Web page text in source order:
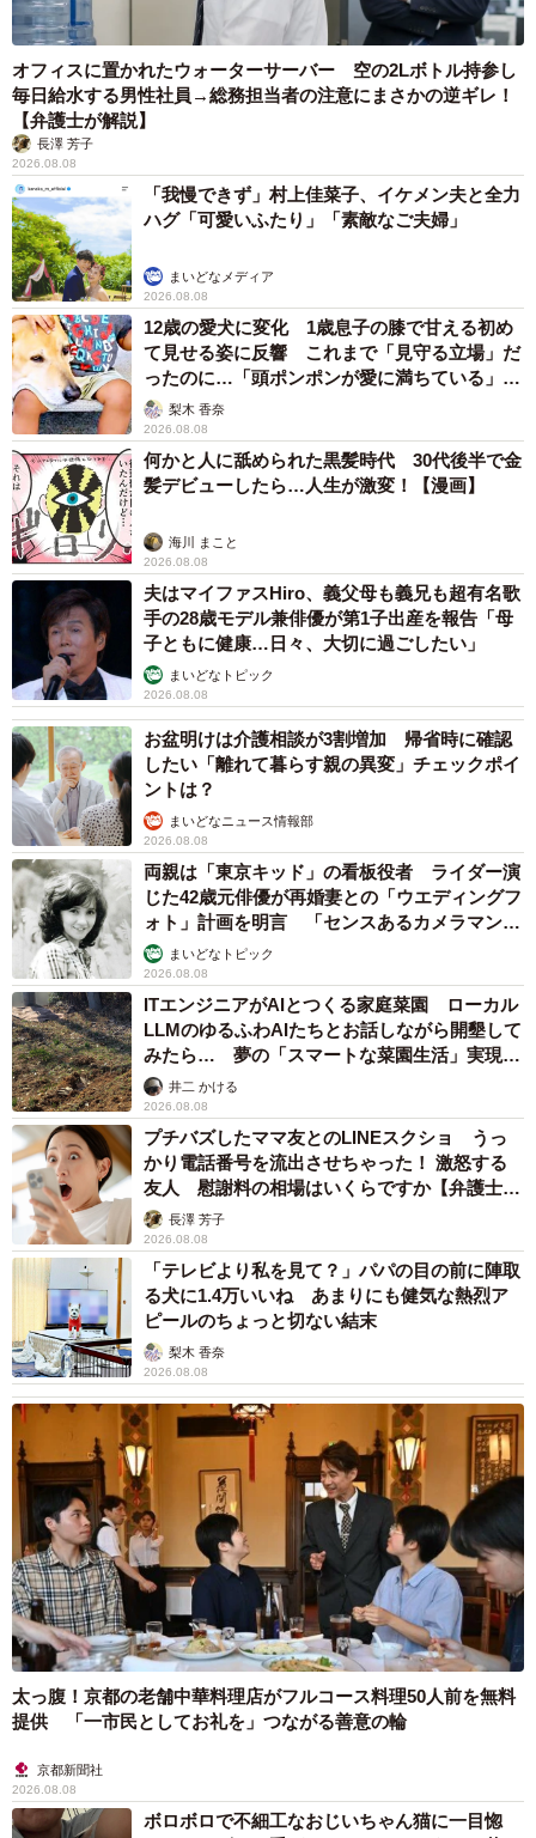
オフィスに置かれたウォーターサーバー 空の2Lボトル持参し
毎日給水する男性社員→総務担当者の注意にまさかの逆ギレ！
【弁護士が解説】
長澤 芳子
2026.08.08
「我慢できず」村上佳菜子、イケメン夫と全力
ハグ「可愛いふたり」「素敵なご夫婦」
まいどなメディア
2026.08.08
12歳の愛犬に変化 1歳息子の膝で甘える初め
て見せる姿に反響 これまで「見守る立場」だ
ったのに…「頭ポンポンが愛に満ちている」
「尊…」
梨木 香奈
2026.08.08
何かと人に舐められた黒髪時代 30代後半で金
髪デビューしたら…人生が激変！【漫画】
海川 まこと
2026.08.08
夫はマイファスHiro、義父母も義兄も超有名歌
手の28歳モデル兼俳優が第1子出産を報告「母
子ともに健康…日々、大切に過ごしたい」
まいどなトピック
2026.08.08
お盆明けは介護相談が3割増加 帰省時に確認
したい「離れて暮らす親の異変」チェックポイ
ントは？
まいどなニュース情報部
2026.08.08
両親は「東京キッド」の看板役者 ライダー演
じた42歳元俳優が再婚妻との「ウエディングフ
ォト」計画を明言 「センスあるカメラマン求
む」まいどなトピック
2026.08.08
ITエンジニアがAIとつくる家庭菜園 ローカル
LLMのゆるふわAIたちとお話しながら開墾して
みたら… 夢の「スマートな菜園生活」実現な
るか井二 かける
2026.08.08
プチバズしたママ友とのLINEスクショ うっ
かり電話番号を流出させちゃった！ 激怒する
友人 慰謝料の相場はいくらですか【弁護士が
解説】長澤 芳子
2026.08.08
「テレビより私を見て？」パパの目の前に陣取
る犬に1.4万いいね あまりにも健気な熱烈ア
ピールのちょっと切ない結末
梨木 香奈
2026.08.08
太っ腹！京都の老舗中華料理店がフルコース料理50人前を無料
提供 「一市民としてお礼を」つながる善意の輪
京都新聞社
2026.08.08
ボロボロで不細工なおじいちゃん猫に一目惚